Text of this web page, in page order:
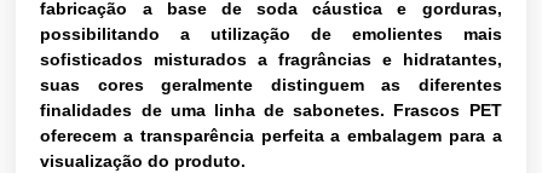
fabricação a base de soda cáustica e gorduras,
possibilitando a utilização de emolientes mais
sofisticados misturados a fragrâncias e hidratantes,
suas cores geralmente distinguem as diferentes
finalidades de uma linha de sabonetes. Frascos PET
oferecem a transparência perfeita a embalagem para a
visualização do produto.